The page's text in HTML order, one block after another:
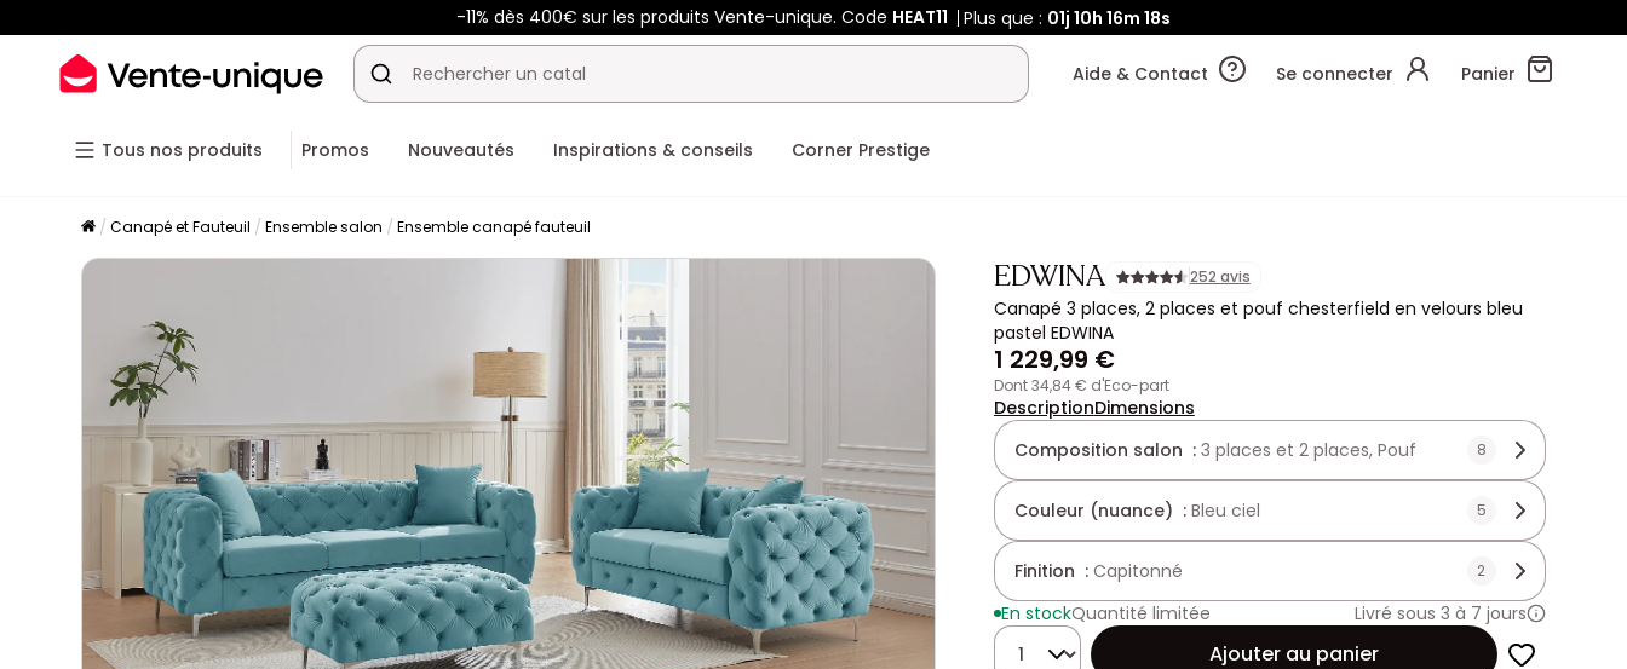
-11% dès 400€ sur les produits Vente-unique. Code HEAT11 Plus que : 01j 10h 16m 17s
Aide & Contact Se connecter Panier
Tous nos produits Promos Nouveautés Inspirations & conseils Corner Prestige
Canapé et Fauteuil Ensemble salon Ensemble canapé fauteuil
EDWINA 252 avis
Canapé 3 places, 2 places et pouf chesterfield en velours bleu
pastel EDWINA
1 229,99 €
dont 34,84 € d'Eco-part
DescriptionDimensions
Composition salon : 3 places et 2 places, Pouf 8
Couleur (nuance) : Bleu ciel 5
Finition : Capitonné 2
En stockQuantité limitée
Livré sous 3 à 7 jours
Quantité
Ajouter au panier